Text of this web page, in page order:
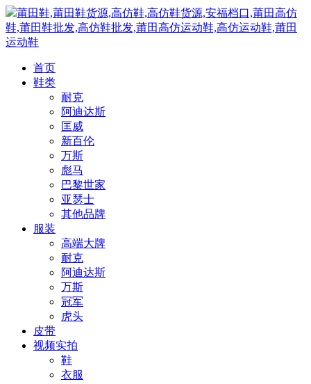
莆田鞋,莆田鞋货源,高仿鞋,高仿鞋货源,安福档口,莆田高仿
鞋,莆田鞋批发,高仿鞋批发,莆田高仿运动鞋,高仿运动鞋,莆田
运动鞋
首页
鞋类
耐克
阿迪达斯
匡威
新百伦
万斯
彪马
巴黎世家
亚瑟士
其他品牌
服装
高端大牌
耐克
阿迪达斯
万斯
冠军
虎头
皮带
视频实拍
鞋
衣服